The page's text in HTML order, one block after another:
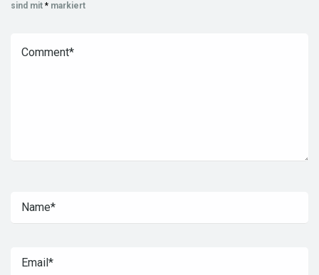
sind mit * markiert